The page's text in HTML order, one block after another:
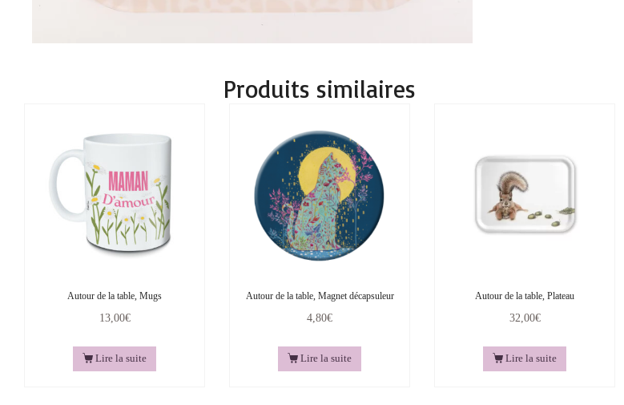
Produits similaires
Autour de la table, Mugs
13,00€
Lire la suite
Autour de la table, Magnet décapsuleur
4,80€
Lire la suite
Autour de la table, Plateau
32,00€
Lire la suite